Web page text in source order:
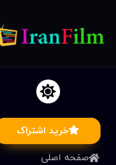
خرید اشتراک
صفحه اصلی